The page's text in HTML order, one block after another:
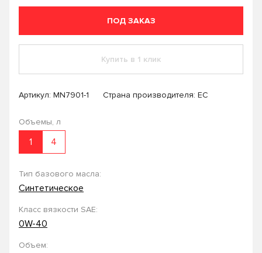
ПОД ЗАКАЗ
Купить в 1 клик
Артикул: MN7901-1 Страна производителя: ЕС
Объемы, л
1 4
Тип базового масла:
Синтетическое
Класс вязкости SAE:
0W-40
Объем: